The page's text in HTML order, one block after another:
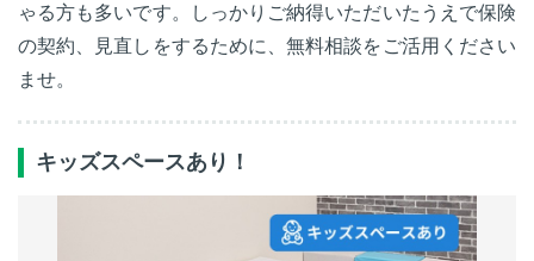
ゃる方も多いです。しっかりご納得いただいたうえで保険
の契約、見直しをするために、無料相談をご活用ください
ませ。
キッズスペースあり！